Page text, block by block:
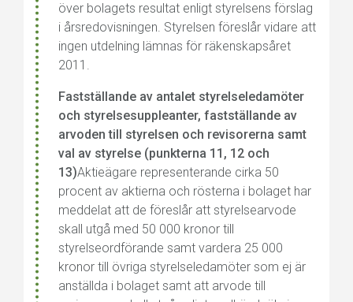
över bolagets resultat enligt styrelsens förslag
i årsredovisningen. Styrelsen föreslår vidare att
ingen utdelning lämnas för räkenskapsåret
2011.
Fastställande av antalet styrelseledamöter
och styrelsesuppleanter, fastställande av
arvoden till styrelsen och revisorerna samt
val av styrelse (punkterna 11, 12 och
13)Aktieägare representerande cirka 50
procent av aktierna och rösterna i bolaget har
meddelat att de föreslår att styrelsearvode
skall utgå med 50 000 kronor till
styrelseordförande samt vardera 25 000
kronor till övriga styrelseledamöter som ej är
anställda i bolaget samt att arvode till